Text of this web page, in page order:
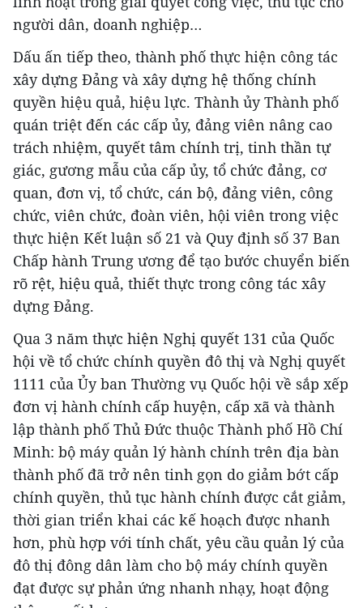
người dân, doanh nghiệp…
Dấu ấn tiếp theo, thành phố thực hiện công tác
xây dựng Đảng và xây dựng hệ thống chính
quyền hiệu quả, hiệu lực. Thành ủy Thành phố
quán triệt đến các cấp ủy, đảng viên nâng cao
trách nhiệm, quyết tâm chính trị, tinh thần tự
giác, gương mẫu của cấp ủy, tổ chức đảng, cơ
quan, đơn vị, tổ chức, cán bộ, đảng viên, công
chức, viên chức, đoàn viên, hội viên trong việc
thực hiện Kết luận số 21 và Quy định số 37 Ban
Chấp hành Trung ương để tạo bước chuyển biến
rõ rệt, hiệu quả, thiết thực trong công tác xây
dựng Đảng.
Qua 3 năm thực hiện Nghị quyết 131 của Quốc
hội về tổ chức chính quyền đô thị và Nghị quyết
1111 của Ủy ban Thường vụ Quốc hội về sắp xếp
đơn vị hành chính cấp huyện, cấp xã và thành
lập thành phố Thủ Đức thuộc Thành phố Hồ Chí
Minh: bộ máy quản lý hành chính trên địa bàn
thành phố đã trở nên tinh gọn do giảm bớt cấp
chính quyền, thủ tục hành chính được cắt giảm,
thời gian triển khai các kế hoạch được nhanh
hơn, phù hợp với tính chất, yêu cầu quản lý của
đô thị đông dân làm cho bộ máy chính quyền
đạt được sự phản ứng nhanh nhạy, hoạt động